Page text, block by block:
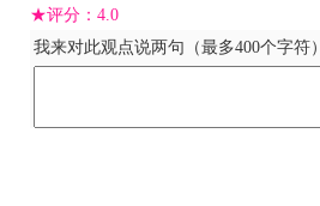
★评分： 4.0
我来对此观点说两句（最多400个字符）